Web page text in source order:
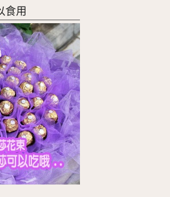
食用